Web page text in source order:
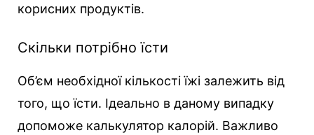
корисних продуктів.
Скільки потрібно їсти
Об’єм необхідної кількості їжі залежить від
того, що їсти. Ідеально в даному випадку
допоможе калькулятор калорій. Важливо